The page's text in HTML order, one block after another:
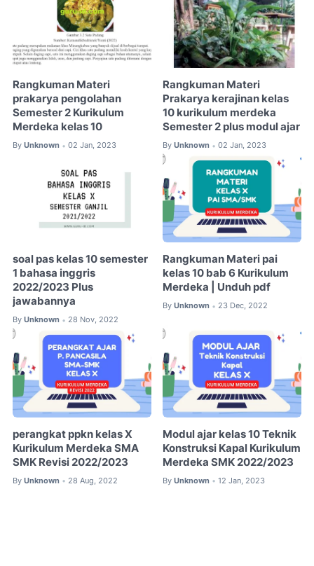
Rangkuman Materi
prakarya pengolahan
Semester 2 Kurikulum
Merdeka kelas 10
By Unknown • 02 Jan, 2023
Rangkuman Materi
Prakarya kerajinan kelas
10 kurikulum merdeka
Semester 2 plus modul ajar
By Unknown • 02 Jan, 2023
soal pas kelas 10 semester
1 bahasa inggris
2022/2023 Plus
jawabannya
By Unknown • 28 Nov, 2022
Rangkuman Materi pai
kelas 10 bab 6 Kurikulum
Merdeka | Unduh pdf
By Unknown • 23 Dec, 2022
perangkat ppkn kelas X
Kurikulum Merdeka SMA
SMK Revisi 2022/2023
By Unknown • 28 Aug, 2022
Modul ajar kelas 10 Teknik
Konstruksi Kapal Kurikulum
Merdeka SMK 2022/2023
By Unknown • 12 Jan, 2023